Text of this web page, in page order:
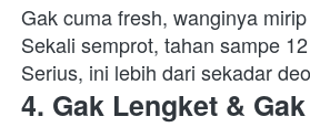
Gak cuma fresh, wanginya
Sekali semprot, tahan sampe
Serius, ini lebih dari sekadar
4. Gak Lengket &